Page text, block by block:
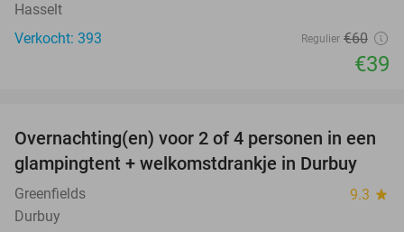
Hasselt
Verkocht: 393
Regulier €60
€39
36%
Overnachting(en) voor 2 of 4 personen in een
glampingtent + welkomstdrankje in Durbuy
Greenfields 9.3 star
Durbuy